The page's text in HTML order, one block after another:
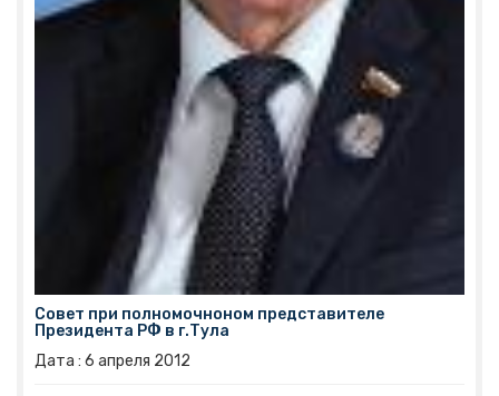
Совет при полномочноном представителе
Президента РФ в г.Тула
Дата : 6 апреля 2012